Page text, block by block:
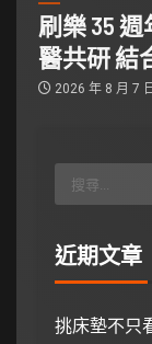
刷樂 35
醫共研 結
2026 年 8 月 7 日
近期文章
挑床墊不只